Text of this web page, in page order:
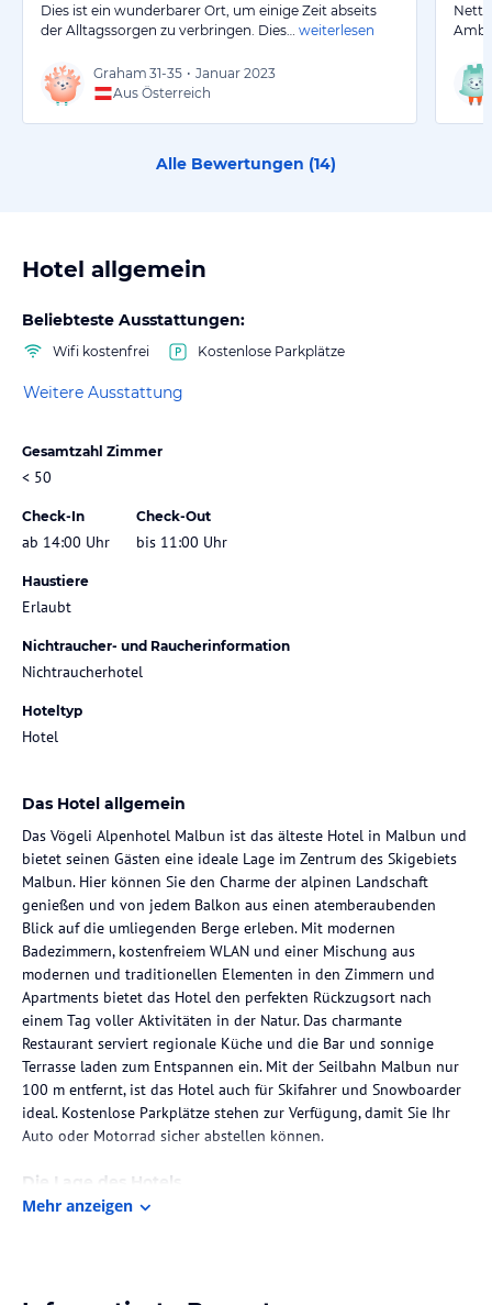
Dies ist ein wunderbarer Ort, um einige Zeit abseits
der Alltagssorgen zu verbringen. Dies…
weiterlesen
Graham 31-35 • Januar 2023
Aus Österreich
Alle Bewertungen (14)
Hotel allgemein
Beliebteste Ausstattungen:
Wifi kostenfrei Kostenlose Parkplätze
Weitere Ausstattung
Gesamtzahl Zimmer
< 50
Check-In
ab 14:00 Uhr
Check-Out
bis 11:00 Uhr
Haustiere
Erlaubt
Nichtraucher- und Raucherinformation
Nichtraucherhotel
Hoteltyp
Hotel
Das Hotel allgemein
Das Vögeli Alpenhotel Malbun ist das älteste Hotel in Malbun und
bietet seinen Gästen eine ideale Lage im Zentrum des Skigebiets
Malbun. Hier können Sie den Charme der alpinen Landschaft
genießen und von jedem Balkon aus einen atemberaubenden
Blick auf die umliegenden Berge erleben. Mit modernen
Badezimmern, kostenfreiem WLAN und einer Mischung aus
modernen und traditionellen Elementen in den Zimmern und
Apartments bietet das Hotel den perfekten Rückzugsort nach
einem Tag voller Aktivitäten in der Natur. Das charmante
Restaurant serviert regionale Küche und die Bar und sonnige
Terrasse laden zum Entspannen ein. Mit der Seilbahn Malbun nur
100 m entfernt, ist das Hotel auch für Skifahrer und Snowboarder
ideal. Kostenlose Parkplätze stehen zur Verfügung, damit Sie Ihr
Auto oder Motorrad sicher abstellen können.
Die Lage des Hotels
Das Vögeli Alpenhotel Malbun befindet sich im Herzen des
Mehr anzeigen